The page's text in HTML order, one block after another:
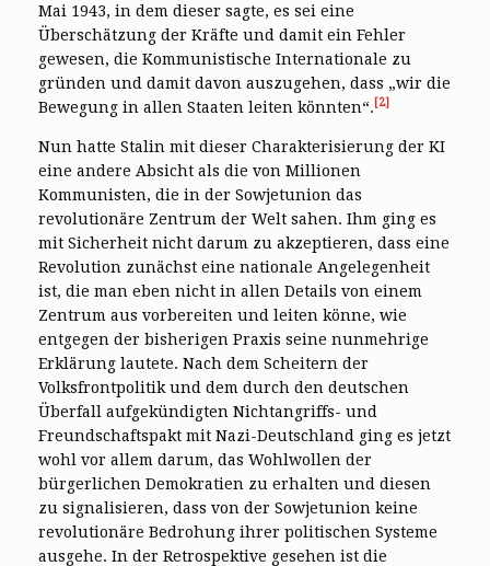
Mai 1943, in dem dieser sagte, es sei eine
Überschätzung der Kräfte und damit ein Fehler
gewesen, die Kommunistische Internationale zu
gründen und damit davon auszugehen, dass „wir die
Bewegung in allen Staaten leiten könnten“.[2]
Nun hatte Stalin mit dieser Charakterisierung der KI
eine andere Absicht als die von Millionen
Kommunisten, die in der Sowjetunion das
revolutionäre Zentrum der Welt sahen. Ihm ging es
mit Sicherheit nicht darum zu akzeptieren, dass eine
Revolution zunächst eine nationale Angelegenheit
ist, die man eben nicht in allen Details von einem
Zentrum aus vorbereiten und leiten könne, wie
entgegen der bisherigen Praxis seine nunmehrige
Erklärung lautete. Nach dem Scheitern der
Volksfrontpolitik und dem durch den deutschen
Überfall aufgekündigten Nichtangriffs- und
Freundschaftspakt mit Nazi-Deutschland ging es jetzt
wohl vor allem darum, das Wohlwollen der
bürgerlichen Demokratien zu erhalten und diesen
zu signalisieren, dass von der Sowjetunion keine
revolutionäre Bedrohung ihrer politischen Systeme
ausgehe. In der Retrospektive gesehen ist die